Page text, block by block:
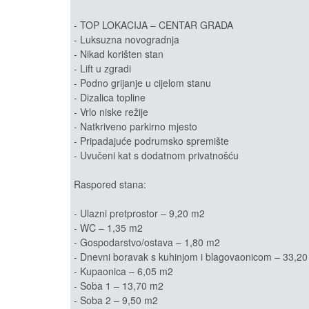
- TOP LOKACIJA – CENTAR GRADA
- Luksuzna novogradnja
- Nikad korišten stan
- Lift u zgradi
- Podno grijanje u cijelom stanu
- Dizalica topline
- Vrlo niske režije
- Natkriveno parkirno mjesto
- Pripadajuće podrumsko spremište
- Uvučeni kat s dodatnom privatnošću
Raspored stana:
- Ulazni pretprostor – 9,20 m2
- WC – 1,35 m2
- Gospodarstvo/ostava – 1,80 m2
- Dnevni boravak s kuhinjom i blagovaonicom –
- Kupaonica – 6,05 m2
- Soba 1 – 13,70 m2
- Soba 2 – 9,50 m2